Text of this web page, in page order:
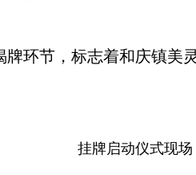
节，标志着和庆镇美
挂牌启动仪式现场